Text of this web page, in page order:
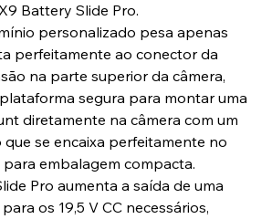
Battery Slide Pro.
personalizado pesa apenas
perfeitamente ao conector da
na parte superior da câmera,
segura para montar uma
diretamente na câmera com um
se encaixa perfeitamente no
embalagem compacta.
Pro aumenta a saída de uma
os 19,5 V CC necessários,